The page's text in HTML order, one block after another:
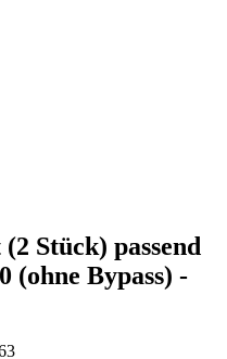
Stück) passend
(ohne Bypass) -